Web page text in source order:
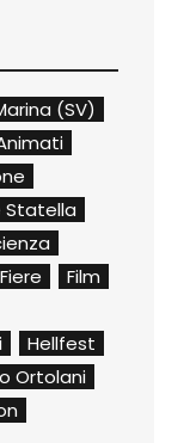
(SV)
Statella
Fiere
Film
Hellfest
Ortolani